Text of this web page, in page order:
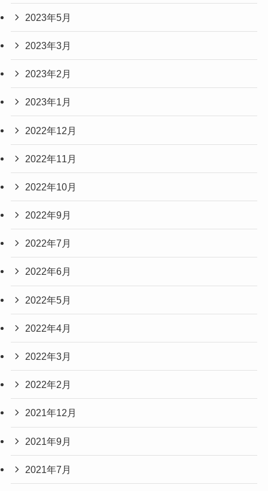
2023年5月
2023年3月
2023年2月
2023年1月
2022年12月
2022年11月
2022年10月
2022年9月
2022年7月
2022年6月
2022年5月
2022年4月
2022年3月
2022年2月
2021年12月
2021年9月
2021年7月